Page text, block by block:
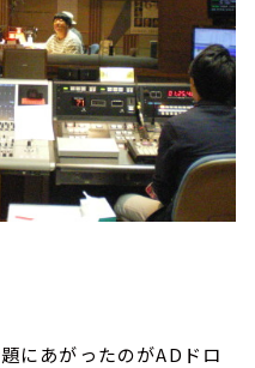
にあがったのがADドロ